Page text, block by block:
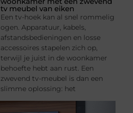
tv meubel van eiken
Een tv-hoek kan al snel rommelig
ogen. Apparatuur, kabels,
afstandsbedieningen en losse
accessoires stapelen zich op,
terwijl je juist in de woonkamer
behoefte hebt aan rust. Een
zwevend tv-meubel is dan een
slimme oplossing: het